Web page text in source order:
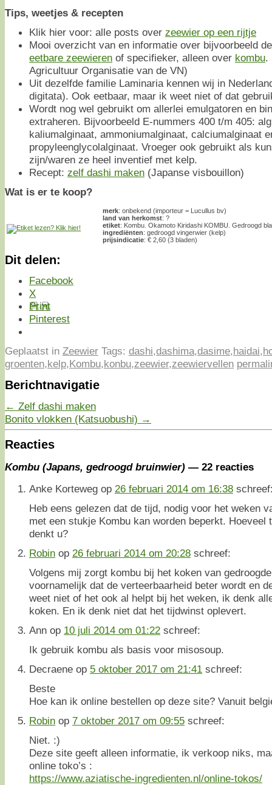
Tips, weetjes & recepten
Klik hier voor: alle posts over zeewier op een rijtje
Mooi overzicht van en informatie over bijvoorbeeld
eetbare zeewieren of specifieker, alleen over kombu.
Agricultuur Organisatie van de VN)
Uit dezelfde familie Laminaria kennen wij in
digitata). Ook eetbaar, maar ik weet niet of dat
Wordt nog wel gebruikt om allerlei emulgatoren en
extraheren. Bijvoorbeeld E-nummers 400 t/m 405:
kaliumalginaat, ammoniumalginaat, calciumalginaat
propyleenglycolalginaat. Vroeger ook gebruikt als
zijn/waren ze heel inventief met kelp.
Recept: zelf dashi maken (Japanse visbouillon)
Wat is er te koop?
merk: onbekend (importeur = Lucullus bv)
land van herkomst: ?
etiket: Kombu. Okamoto Kiridashi KOMBU. Gedroogd
ingrediënten: gedroogd vingerwier (kelp)
prijsindicatie: € 2,60 (3 bladen)
Dit delen:
Facebook
X
Print
Pinterest
Geplaatst in Zeewier Tags: dashi,dashima,dasime,haidai,
groenten,kelp,Kombu,konbu,zeewier,zeewiervellen
Berichtnavigatie
← Zelf dashi maken
Bonito vlokken (Katsuobushi) →
Reacties
Kombu (Japans, gedroogd bruinwier) — 22 reacties
Anke Korteweg op 26 februari 2014 om 16:38
Heb eens gelezen dat de tijd, nodig voor het weken
met een stukje Kombu kan worden beperkt. Hoeveel
denkt u?
Robin op 26 februari 2014 om 20:28 schreef:
Volgens mij zorgt kombu bij het koken van
voornamelijk dat de verteerbaarheid beter wordt en
weet niet of het ook al helpt bij het weken, ik denk
koken. En ik denk niet dat het tijdwinst oplevert.
Ann op 10 juli 2014 om 01:22 schreef:
Ik gebruik kombu als basis voor misosoup.
Decraene op 5 oktober 2017 om 21:41 schreef:
Beste
Hoe kan ik online bestellen op deze site? Vanuit
Robin op 7 oktober 2017 om 09:55 schreef:
Niet. :)
Deze site geeft alleen informatie, ik verkoop niks,
online toko’s :
https://www.aziatische-ingredienten.nl/online-tokos/